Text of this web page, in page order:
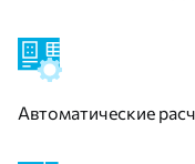
Автоматические